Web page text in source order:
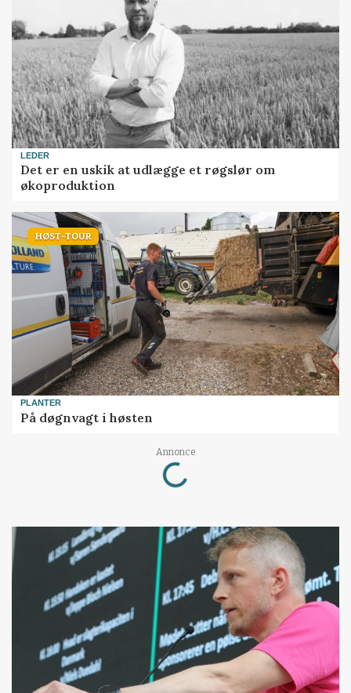
LEDER
Det er en uskik at udlægge et røgslør om
økoproduktion
HØST-TOUR
PLANTER
På døgnvagt i høsten
Annonce
Loading...